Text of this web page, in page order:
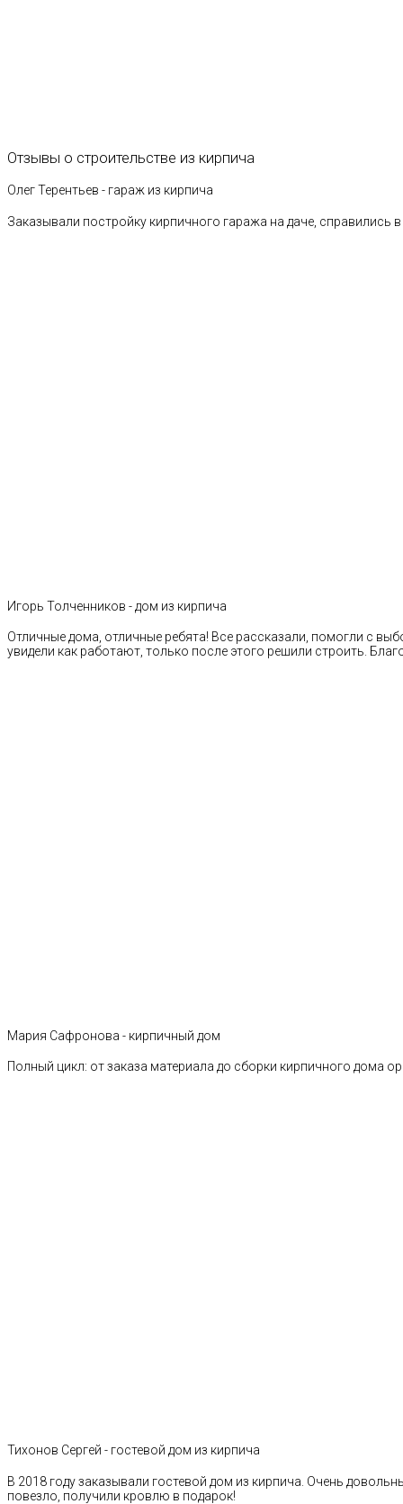
Отзывы о строительстве из кирпича
Олег Терентьев - гараж из кирпича
Заказывали постройку кирпичного гаража на даче, справились
Игорь Толченников - дом из кирпича
Отличные дома, отличные ребята! Все рассказали, помогли с
увидели как работают, только после этого решили строить.
Мария Сафронова - кирпичный дом
Полный цикл: от заказа материала до сборки кирпичного дома
Тихонов Сергей - гостевой дом из кирпича
В 2018 году заказывали гостевой дом из кирпича. Очень
повезло, получили кровлю в подарок!